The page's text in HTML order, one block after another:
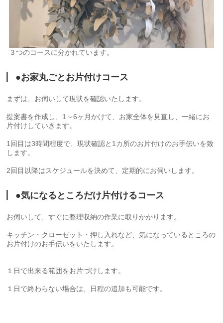
３つのコースに分かれています。
●お家丸ごとお片付けコース
まずは、お伺いして現状を確認いたします。
提案書を作成し、1～6ヶ月かけて、お家全体を見直し、一緒にお
片付けしていきます。
1回目は3時間程度で、現状確認と1カ所のお片付けのお手伝いを致
します。
2回目以降はスケジュールを決めて、定期的にお伺いします。
●気になるところだけ片付けるコース
お伺いして、すぐに整理収納の作業に取りかかります。
キッチン・クローゼット・押し入れなど、気になっているところの
お片付けのお手伝いをいたします。
１日で出来る範囲をお片づけします。
１日で終わらない場合は、日程の追加も可能です。